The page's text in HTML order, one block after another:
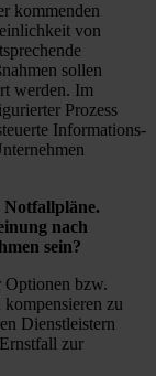
kommenden
von
sollen
werden. Im
Prozess
Informations-
Notfallpläne.
nach
sein?
Optionen bzw.
zu
Dienstleistern
zur